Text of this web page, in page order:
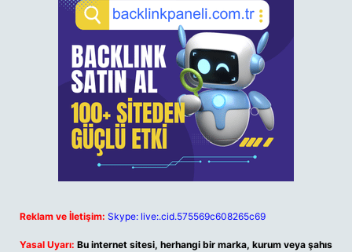
Reklam ve İletişim: Skype: live:.cid.575569c608265c69
Yasal Uyarı: Bu internet sitesi, herhangi bir marka, kurum veya şahıs